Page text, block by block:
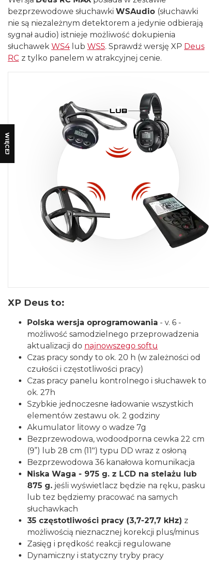
WIĘCEJ
bezprzewodowe słuchawki WSAudio (słuchawki
nie są niezależnym detektorem a jedynie odbierają
sygnał audio) istnieje możliwość dokupienia
słuchawek WS4lub WS5. Sprawdź wersję XP Deus
RC z tylko panelem w atrakcyjnej cenie.
XP Deus to:
Polska wersja oprogramowania - v. 6 -
możliwość samodzielnego przeprowadzenia
aktualizacji do najnowszego softu
Czas pracy sondy to ok. 20 h (w zależności od
czułości i częstotliwości pracy)
Czas pracy panelu kontrolnego i słuchawek to
ok. 27h
Szybkie jednoczesne ładowanie wszystkich
elementów zestawu ok. 2 godziny
Akumulator litowy o wadze 7g
Bezprzewodowa, wodoodporna cewka 22 cm
(9”) lub 28 cm (11") typu DD wraz z osłoną
Bezprzewodowa 36 kanałowa komunikacja
Niska Waga - 975 g. z LCD na stelażu lub
875 g. jeśli wyświetlacz będzie na ręku, pasku
lub tez będziemy pracować na samych
słuchawkach
35 częstotliwości pracy (3,7-27,7 kHz) z
możliwością nieznacznej korekcji plus/minus
Zasięg i prędkość reakcji regulowane
Dynamiczny i statyczny tryby pracy